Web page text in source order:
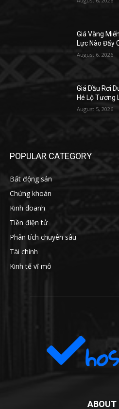
Giá Vàng
Lực Nào Đẩy
August 6, 2026
Giá Dầu Rơi
Hé Lộ Tương
August 5, 2026
POPULAR CATEGORY
Bất động sản
Chứng khoán
Kinh doanh
Tiền điện tử
Phân tích chuyên sâu
Tài chính
Kinh tế vĩ mô
ABOUT